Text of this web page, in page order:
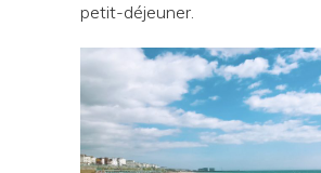
petit-déjeuner.